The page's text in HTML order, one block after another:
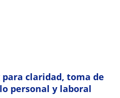
para claridad, toma de
personal y laboral